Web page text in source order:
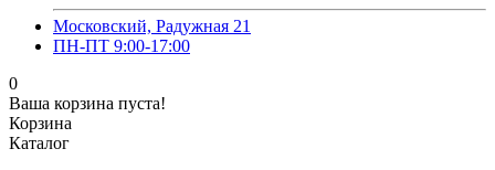
Московский, Радужная 21
ПН-ПТ 9:00-17:00
0
Ваша корзина пуста!
Корзина
Каталог